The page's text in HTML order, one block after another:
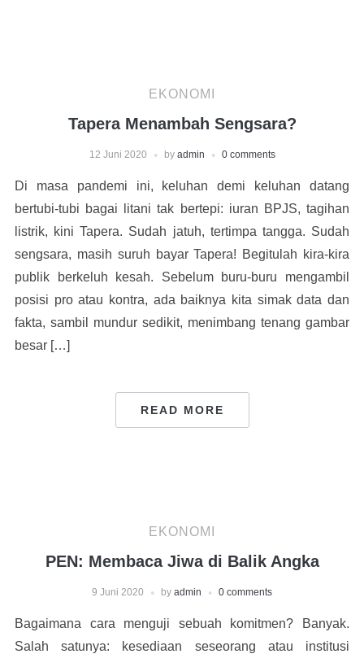
EKONOMI
Tapera Menambah Sengsara?
12 Juni 2020 by admin 0 comments
Di masa pandemi ini, keluhan demi keluhan datang
bertubi-tubi bagai litani tak bertepi: iuran BPJS, tagihan
listrik, kini Tapera. Sudah jatuh, tertimpa tangga. Sudah
sengsara, masih suruh bayar Tapera! Begitulah kira-kira
publik berkeluh kesah. Sebelum buru-buru mengambil
posisi pro atau kontra, ada baiknya kita simak data dan
fakta, sambil mundur sedikit, menimbang tenang gambar
besar […]
READ MORE
EKONOMI
PEN: Membaca Jiwa di Balik Angka
9 Juni 2020 by admin 0 comments
Bagaimana cara menguji sebuah komitmen? Banyak.
Salah satunya: kesediaan seseorang atau institusi